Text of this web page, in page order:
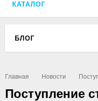
КАТАЛОГ
Главная Новости
Поступление
БЛОГ